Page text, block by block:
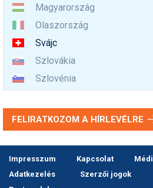
Magyarország
Olaszország
Svájc
Szlovákia
Szlovénia
FELIRATKOZOM A HÍRLEVÉLRE
Impresszum Kapcsolat
Adatkezelés
Szerzői jogok